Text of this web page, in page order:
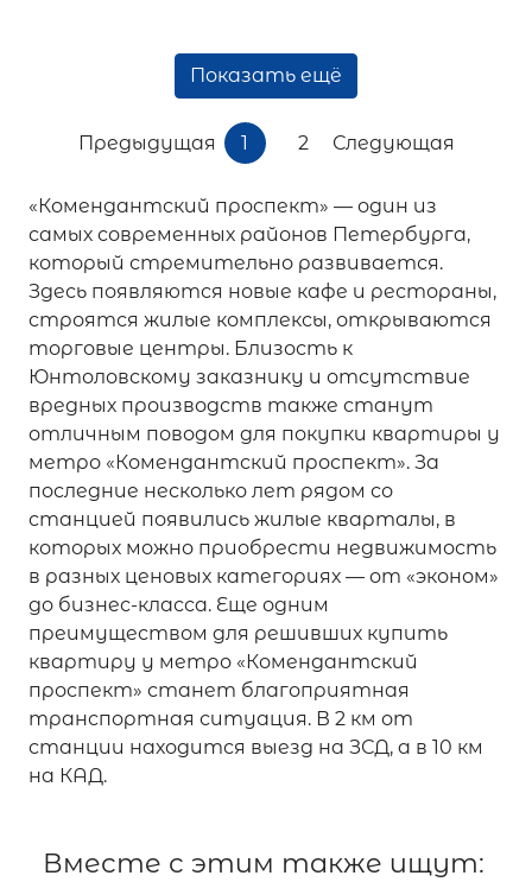
Показать ещё
Предыдущая 1 2 Следующая
«Комендантский проспект» — один из
самых современных районов Петербурга,
который стремительно развивается.
Здесь появляются новые кафе и рестораны,
строятся жилые комплексы, открываются
торговые центры. Близость к
Юнтоловскому заказнику и отсутствие
вредных производств также станут
отличным поводом для покупки квартиры у
метро «Комендантский проспект». За
последние несколько лет рядом со
станцией появились жилые кварталы, в
которых можно приобрести недвижимость
в разных ценовых категориях — от «эконом»
до бизнес-класса. Еще одним
преимуществом для решивших купить
квартиру у метро «Комендантский
проспект» станет благоприятная
транспортная ситуация. В 2 км от
станции находится выезд на ЗСД, а в 10 км
на КАД.
Вместе с этим также ищут: